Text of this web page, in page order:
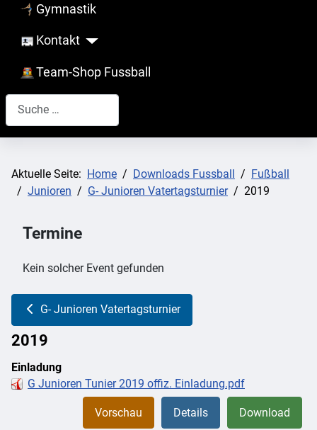
Gymnastik
Kontakt
Team-Shop Fussball
Suchen
Aktuelle Seite: Home Downloads Fussball
Fußball
Junioren
G- Junioren Vatertagsturnier 2019
Termine
Kein solcher Event gefunden
G- Junioren Vatertagsturnier
2019
Einladung
G Junioren Tunier 2019 offiz. Einladung.pdf
Download
Details
Vorschau